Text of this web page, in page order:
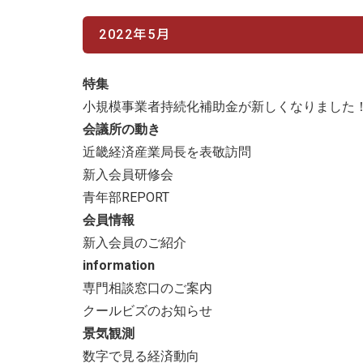
2022年5月
特集
小規模事業者持続化補助金が新しくなりました
会議所の動き
近畿経済産業局長を表敬訪問
新入会員研修会
青年部REPORT
会員情報
新入会員のご紹介
information
専門相談窓口のご案内
クールビズのお知らせ
景気観測
数字で見る経済動向